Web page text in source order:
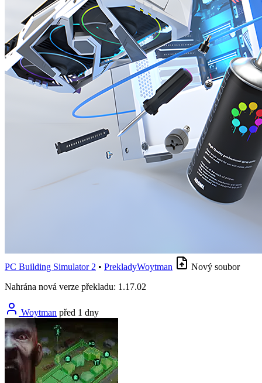
PC Building Simulator 2 • PrekladyWoytman
Nový soubor
Nahrána nová verze překladu: 1.17.02
Woytman před 1 dny